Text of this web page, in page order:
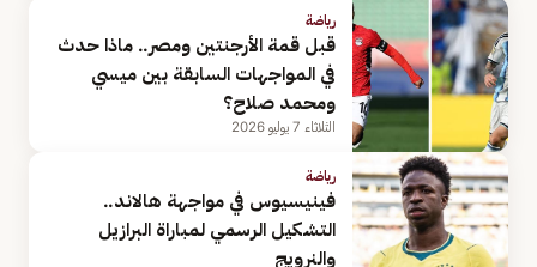
رياضة
قبل قمة الأرجنتين ومصر.. ماذا حدث
في المواجهات السابقة بين ميسي
ومحمد صلاح؟
الثلاثاء 7 يوليو 2026
رياضة
فينيسيوس في مواجهة هالاند..
التشكيل الرسمي لمباراة البرازيل
والنرويج